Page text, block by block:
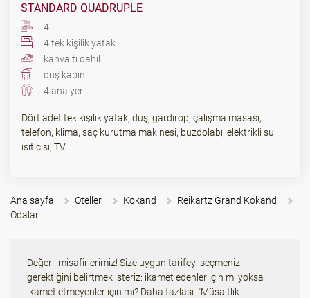
STANDARD QUADRUPLE
4
4 tek kişilik yatak
kahvaltı dahil
duş kabini
4 ana yer
Dört adet tek kişilik yatak, duş, gardırop, çalışma masası,
telefon, klima, saç kurutma makinesi, buzdolabı, elektrikli su
ısıtıcısı, TV.
Ana sayfa Oteller Kokand
Reikartz Grand Kokand
Odalar
Değerli misafirlerimiz! Size uygun tarifeyi seçmeniz
gerektiğini belirtmek isteriz: ikamet edenler için mi yoksa
ikamet etmeyenler için mi? Daha fazlası. "Müsaitlik